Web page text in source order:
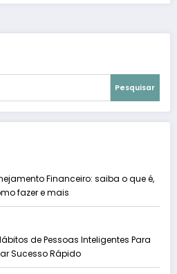
Pesquisar
Financeiro: saiba o que é,
fazer e mais
de Pessoas Inteligentes Para
Sucesso Rápido